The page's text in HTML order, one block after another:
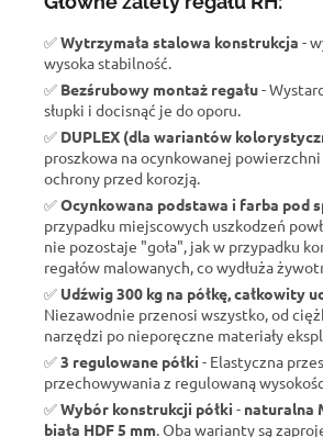
✅Wytrzymała stalowa konstrukcja -
wysoka stabilność.
✅ Bezśrubowy montaż regału-
słupki i docisnąć je do oporu.
✅ DUPLEX (dla wariantów
proszkowa na ocynkowanej
ochrony przed korozją.
✅Ocynkowana podstawa i farba pod
przypadku miejscowych uszkodzeń
nie pozostaje "goła", jak w przypadku
regałów malowanych, co wydłuża
✅ Udźwig 300 kg na półkę, całkowity
Niezawodnie przenosi wszystko, od
narzędzi po nieporęczne materiały
✅3 regulowane półki - Elastyczna
przechowywania z regulowaną
✅Wybór konstrukcji półki - naturalna
biała HDF 5 mm . Oba warianty są